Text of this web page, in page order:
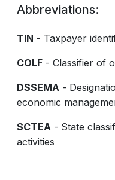
Abbreviations:
TIN - Taxpayer
COLF - Classifier of
DSSEMA -
economic
SCTEA - State
activities